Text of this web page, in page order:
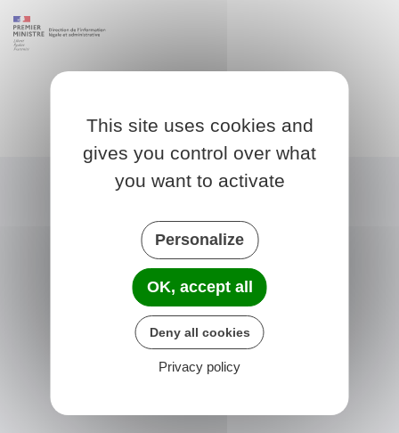
NONVILLE
Place de la Mairie
This site uses cookies and
gives you control over what
you want to activate
Personalize
OK, accept all
Deny all cookies
Privacy policy